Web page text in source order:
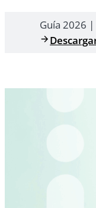
Guía 2026